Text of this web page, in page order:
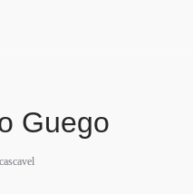
Guego